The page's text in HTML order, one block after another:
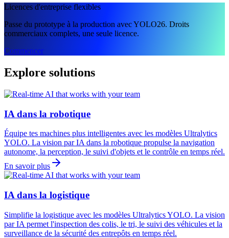
Licences d'entreprise flexibles
Passe du prototype à la production avec YOLO26. Droits
commerciaux complets, une seule licence.
Commencer
Explore solutions
IA dans la robotique
Équipe tes machines plus intelligentes avec les modèles Ultralytics
YOLO. La vision par IA dans la robotique propulse la navigation
autonome, la perception, le suivi d'objets et le contrôle en temps réel.
En savoir plus
IA dans la logistique
Simplifie la logistique avec les modèles Ultralytics YOLO. La vision
par IA permet l'inspection des colis, le tri, le suivi des véhicules et la
surveillance de la sécurité des entrepôts en temps réel.